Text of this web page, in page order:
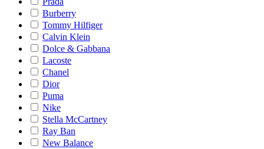
Burberry
Tommy Hilfiger
Calvin Klein
Dolce & Gabbana
Lacoste
Chanel
Dior
Puma
Nike
Stella McCartney
Ray Ban
New Balance